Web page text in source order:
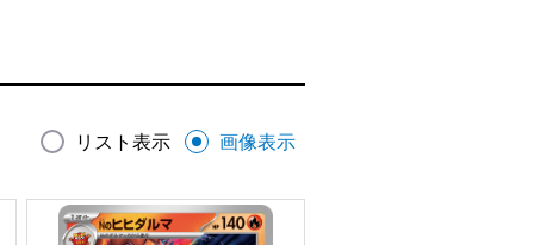
リスト表示 画像表示